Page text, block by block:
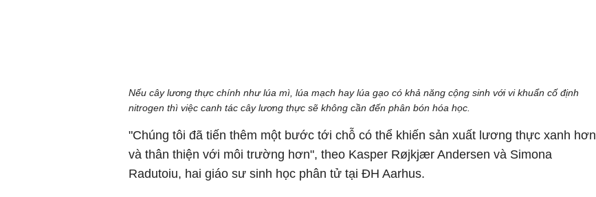
Nếu cây lương thực chính như lúa mì, lúa mạch hay lúa gạo có khả năng cộng sinh với vi khuẩn cố định
nitrogen thì việc canh tác cây lương thực sẽ không cần đến phân bón hóa học.
"Chúng tôi đã tiến thêm một bước tới chỗ có thể khiến sản xuất lương thực xanh hơn
và thân thiện với môi trường hơn", theo Kasper Røjkjær Andersen và Simona
Radutoiu, hai giáo sư sinh học phân tử tại ĐH Aarhus.